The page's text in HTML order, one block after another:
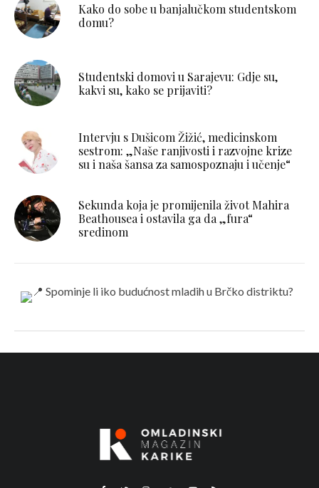
Kako do sobe u banjalučkom studentskom
domu?
Studentski domovi u Sarajevu: Gdje su,
kakvi su, kako se prijaviti?
Intervju s Dušicom Žižić, medicinskom
sestrom: „Naše ranjivosti i razvojne krize
su i naša šansa za samospoznaju i učenje“
Sekunda koja je promijenila život Mahira
Beathousea i ostavila ga da „fura“
sredinom